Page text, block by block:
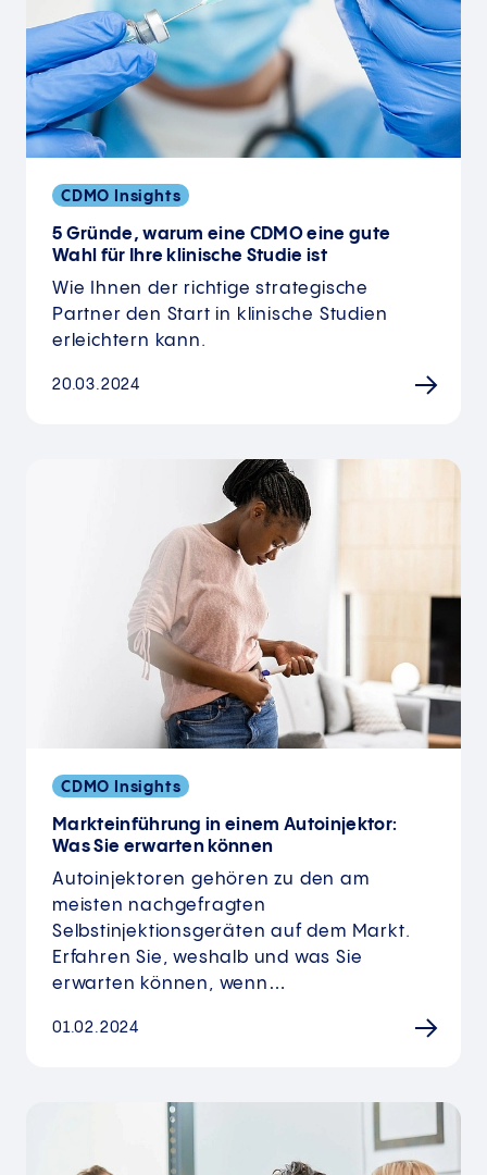
CDMO Insights
5 Gründe, warum eine CDMO eine gute
Wahl für Ihre klinische Studie ist
Wie Ihnen der richtige strategische
Partner den Start in klinische Studien
erleichtern kann.
20.03.2024
CDMO Insights
Markteinführung in einem Autoinjektor:
Was Sie erwarten können
Autoinjektoren gehören zu den am
meisten nachgefragten
Selbstinjektionsgeräten auf dem Markt.
Erfahren Sie, weshalb und was Sie
erwarten können, wenn…
01.02.2024